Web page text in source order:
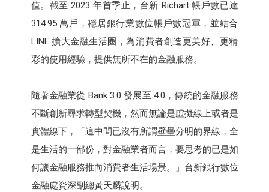
值。截至 2023 年首季止，台新 Richart 帳戶數已達
314.95 萬戶，穩居銀行業數位帳戶數冠軍，並結合
LINE 擴大金融生活圈，為消費者創造更美好、更精
彩的使用經驗，提供無所不在的金融服務。
隨著金融業從 Bank 3.0 發展至 4.0，傳統的金融服務
不斷創新尋求轉型契機，然而無論是虛擬線上或者是
實體線下，「這中間已沒有所謂壁壘分明的界線，全
是生活的一部份，對金融業者而言，要思考的已是如
何讓金融服務推向消費者生活場景。」台新銀行數位
金融處資深副總黃天麟說明。